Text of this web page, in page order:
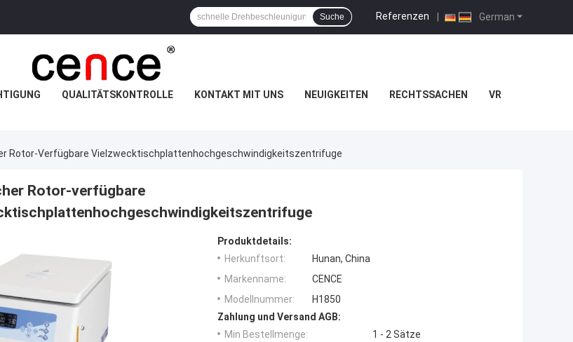
German
Referenzen |
Suche
QUALITÄTSKONTROLLE KONTAKT MIT UNS NEUIGKEITEN RECHTSSACHEN VR
Rotor-Verfügbare Vielzwecktischplattenhochgeschwindigkeitszentrifuge
Rotor-verfügbare
Produktdetails:
Herkunftsort:
Hunan, China
Markenname:
CENCE
Modellnummer:
H1850
Zahlung und Versand AGB:
Min Bestellmenge:
1 - 2 Sätze